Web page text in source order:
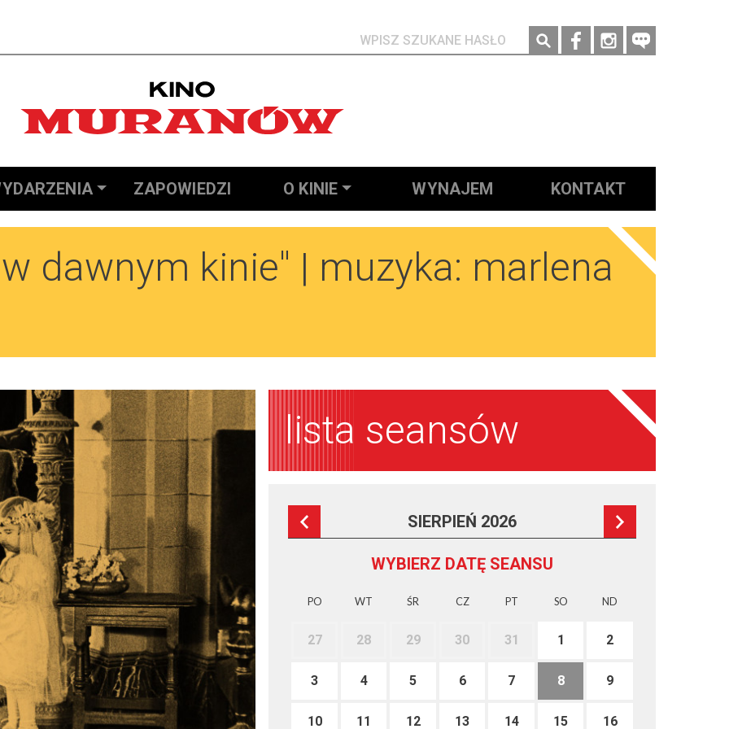
Social media
ZAPOWIEDZI O KINIE WYNAJEM KONTAKT
dawnym kinie" | muzyka: marlena
lista seansów
SIERPIEŃ 2026
WYBIERZ DATĘ SEANSU
PO WT ŚR CZ PT SO ND
27 28 29 30 31 1 2
3 4 5 6 7 8 9
10 11 12 13 14 15 16